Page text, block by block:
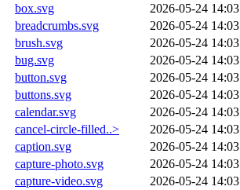
box.svg
2026-05-24 14:03
breadcrumbs.svg
2026-05-24 14:03
brush.svg
2026-05-24 14:03
bug.svg
2026-05-24 14:03
button.svg
2026-05-24 14:03
buttons.svg
2026-05-24 14:03
calendar.svg
2026-05-24 14:03
cancel-circle-filled..>
2026-05-24 14:03
caption.svg
2026-05-24 14:03
capture-photo.svg
2026-05-24 14:03
capture-video.svg
2026-05-24 14:03